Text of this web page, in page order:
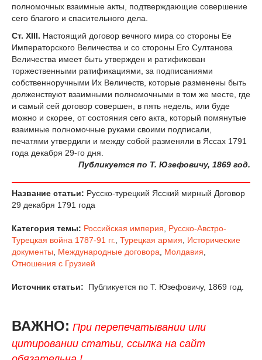
полномочных взаимные акты, подтверждающие совершение
сего благого и спасительного дела.
Ст. XIII. Настоящий договор вечного мира со стороны Ее
Императорского Величества и со стороны Его Султанова
Величества имеет быть утвержден и ратификован
торжественными ратификациями, за подписаниями
собственноручными Их Величеств, которые разменены быть
долженствуют взаимными полномочными в том же месте, где
и самый сей договор совершен, в пять недель, или буде
можно и скорее, от состояния сего акта, который помянутые
взаимные полномочные руками своими подписали,
печатями утвердили и между собой разменяли в Яссах 1791
года декабря 29-го дня.
Публикуется по Т. Юзефовичу, 1869 год.
Название статьи: Русско-турецкий Ясский мирный Договор
29 декабря 1791 года
Категория темы: Российская империя
Русско-Австро-
Турецкая война 1787-91 гг.
Турецкая армия
Исторические
документы
Международные договора Молдавия
Отношения с Грузией
Источник статьи: Публикуется по Т. Юзефовичу, 1869 год.
ВАЖНО: При перепечатывании или
цитировании статьи, ссылка на сайт